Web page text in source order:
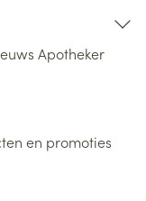
Apotheker
en promoties